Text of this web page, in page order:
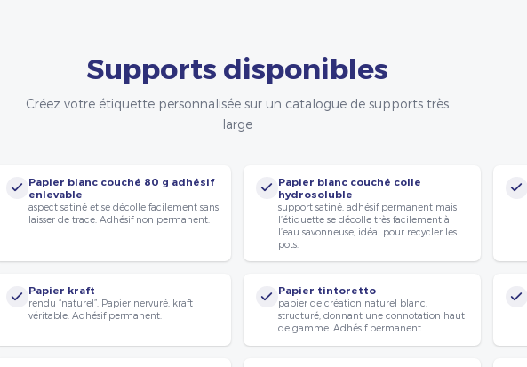
Supports disponibles
Créez votre étiquette personnalisée sur un catalogue de supports très
large
Papier blanc couché 80 g adhésif
enlevable
aspect satiné et se décolle facilement sans
laisser de trace. Adhésif non permanent.
Papier blanc couché colle
hydrosoluble
support satiné, adhésif permanent mais
l’étiquette se décolle très facilement à
l’eau savonneuse, idéal pour recycler les
pots.
Papier kraft
rendu “naturel”. Papier nervuré, kraft
véritable. Adhésif permanent.
Papier tintoretto
papier de création naturel blanc,
structuré, donnant une connotation haut
de gamme. Adhésif permanent.